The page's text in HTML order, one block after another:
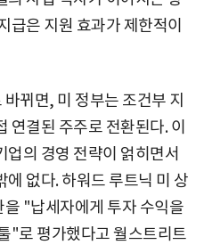
급은 지원 효과가 제한적이
뀌면, 미 정부는 조건부 지
연결된 주주로 전환된다. 이
업의 경영 전략이 얽히면서
없다. 하워드 루트닉 미 상
"납세자에게 투자 수익을
"로 평가했다고 월스트리트